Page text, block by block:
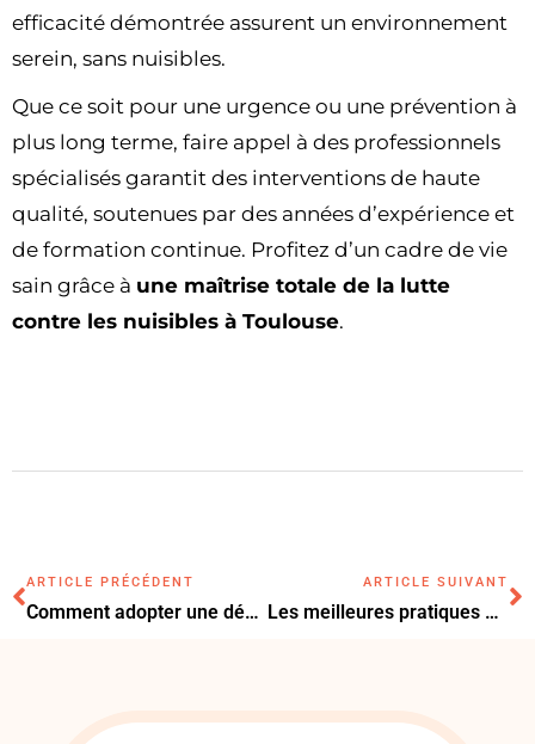
efficacité démontrée assurent un environnement
serein, sans nuisibles.
Que ce soit pour une urgence ou une prévention à
plus long terme, faire appel à des professionnels
spécialisés garantit des interventions de haute
qualité, soutenues par des années d’expérience et
de formation continue. Profitez d’un cadre de vie
sain grâce à une maîtrise totale de la lutte
contre les nuisibles à Toulouse.
ARTICLE PRÉCÉDENT
Comment adopter une décoration moderne pour ce Noël ?
ARTICLE SUIVANT
Les meilleures pratiques pour renforcer la sécurité de votre maison